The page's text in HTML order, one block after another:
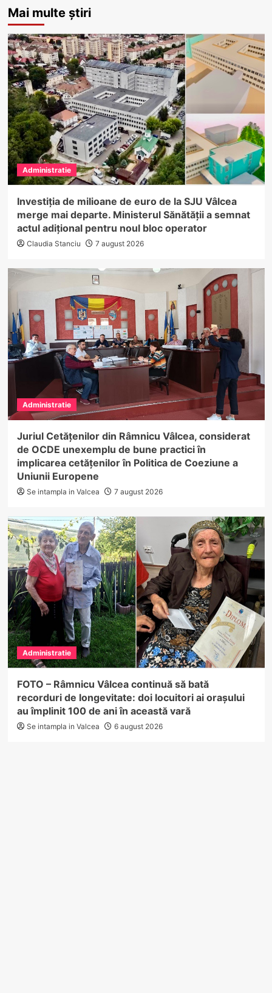
Mai multe știri
Administratie
Investiția de milioane de euro de la SJU Vâlcea
merge mai departe. Ministerul Sănătății a semnat
actul adițional pentru noul bloc operator
Claudia Stanciu 7 august 2026
Administratie
Juriul Cetățenilor din Râmnicu Vâlcea, considerat
de OCDE unexemplu de bune practici în
implicarea cetățenilor în Politica de Coeziune a
Uniunii Europene
Se intampla in Valcea 7 august 2026
Administratie
FOTO – Râmnicu Vâlcea continuă să bată
recorduri de longevitate: doi locuitori ai orașului
au împlinit 100 de ani în această vară
Se intampla in Valcea 6 august 2026